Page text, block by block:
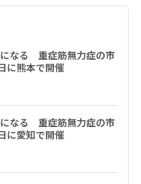
なる 重症筋無力症の市
に熊本で開催
なる 重症筋無力症の市
に愛知で開催